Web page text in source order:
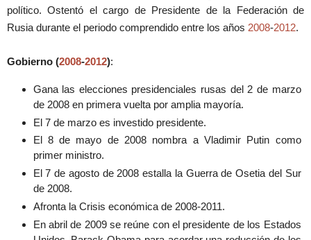
político. Ostentó el cargo de Presidente de la Federación de
Rusia durante el periodo comprendido entre los años 2008-2012.
Gobierno (2008-2012):
Gana las elecciones presidenciales rusas del 2 de marzo
de 2008 en primera vuelta por amplia mayoría.
El 7 de marzo es investido presidente.
El 8 de mayo de 2008 nombra a Vladimir Putin como
primer ministro.
El 7 de agosto de 2008 estalla la Guerra de Osetia del Sur
de 2008.
Afronta la Crisis económica de 2008-2011.
En abril de 2009 se reúne con el presidente de los Estados